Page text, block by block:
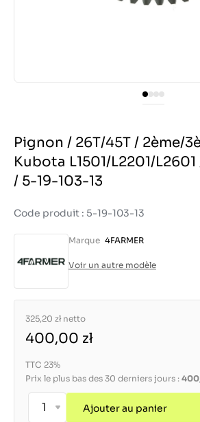
Pignon / 26T/45T / 2ème/
Kubota L1501/L2201/L2601
/ 5-19-103-13
Code produit : 5-19-103-13
Marque 4FARMER
Voir un autre modèle
325,20 zł netto
400,00 zł
TTC 23%
Prix le plus bas des 30 derniers jours :
Ajouter au panier